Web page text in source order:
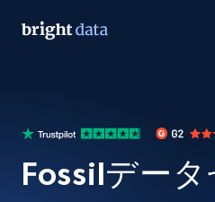
Fossilデータ